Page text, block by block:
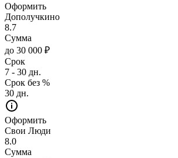
Оформить
Дополучкино
8.7
Сумма
до 30 000 ₽
Срок
7 - 30 дн.
Срок без %
30 дн.
Оформить
Свои Люди
8.0
Сумма